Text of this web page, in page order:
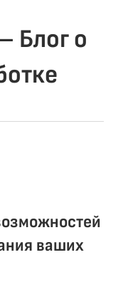
Блог о
ваших